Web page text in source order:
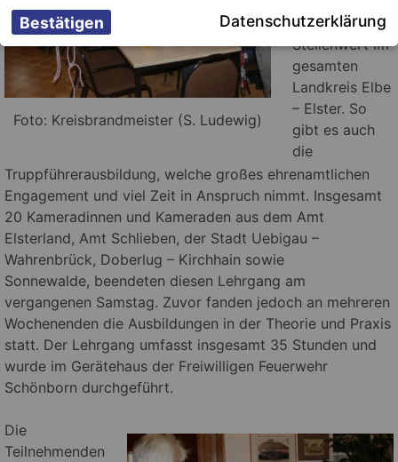
Foto: Kreisbrandmeister (S. Ludewig)
hohen
Stellenwert im
gesamten
Landkreis Elbe
– Elster. So
gibt es auch
die
Truppführerausbildung, welche großes ehrenamtlichen
Engagement und viel Zeit in Anspruch nimmt. Insgesamt
20 Kameradinnen und Kameraden aus dem Amt
Elsterland, Amt Schlieben, der Stadt Uebigau –
Wahrenbrück, Doberlug – Kirchhain sowie
Sonnewalde, beendeten diesen Lehrgang am
vergangenen Samstag. Zuvor fanden jedoch an mehreren
Wochenenden die Ausbildungen in der Theorie und Praxis
statt. Der Lehrgang umfasst insgesamt 35 Stunden und
wurde im Gerätehaus der Freiwilligen Feuerwehr
Schönborn durchgeführt.
Die
Teilnehmenden
Datenschutzerklärung